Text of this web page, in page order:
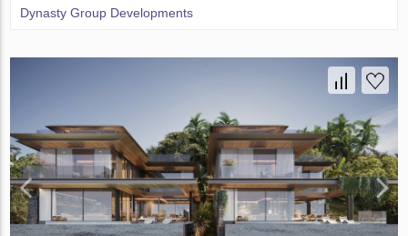
Dynasty Group Developments